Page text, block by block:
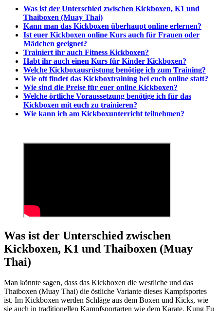
Was ist der Unterschied zwischen Kickboxen, K1 und
Thaiboxen (Muay Thai)
Kann man das Kickboxen überhaupt online erlernen?
Ist euer Kickboxen online Kurs auch für Frauen oder
Mädchen geeignet?
Trainiert ihr auch Fitness Kickboxen?
Habt ihr auch einen Kurs für Kinder Kickboxen?
Welche Kickboxausrüstung benötige ich zum Training?
Wie oft findet das Kickboxtraining bei euch online statt?
Wie sind die Preise für euer online Kickboxen?
Welche örtliche Voraussetzung benötige ich für das
Kickboxen mit euch zu trainieren?
Wie kann ich am Kickboxunterricht teilnehmen?
Was ist der Unterschied zwischen
Kickboxen, K1 und Thaiboxen (Muay
Thai)
Man könnte sagen, dass das Kickboxen die westliche und das
Thaiboxen (Muay Thai) die östliche Variante dieses Kampfsportes
ist. Im Kickboxen werden Schläge aus dem Boxen und Kicks, wie
sie auch in traditionellen Kampfsportarten wie dem Karate, Kung Fu